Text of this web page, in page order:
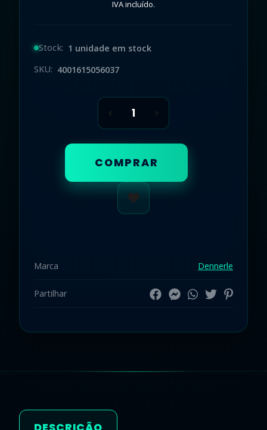
IVA incluído.
Stock: 1 unidade em stock
SKU: 4001615056037
COMPRAR
Marca Dennerle
Partilhar